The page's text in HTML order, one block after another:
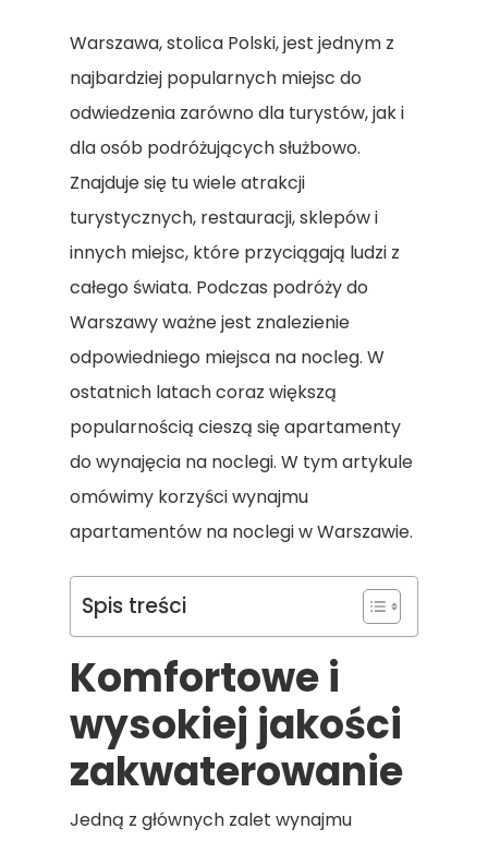
Warszawa, stolica Polski, jest jednym z
najbardziej popularnych miejsc do
odwiedzenia zarówno dla turystów, jak i
dla osób podróżujących służbowo.
Znajduje się tu wiele atrakcji
turystycznych, restauracji, sklepów i
innych miejsc, które przyciągają ludzi z
całego świata. Podczas podróży do
Warszawy ważne jest znalezienie
odpowiedniego miejsca na nocleg. W
ostatnich latach coraz większą
popularnością cieszą się apartamenty
do wynajęcia na noclegi. W tym artykule
omówimy korzyści wynajmu
apartamentów na noclegi w Warszawie.
Spis treści
Komfortowe i
wysokiej jakości
zakwaterowanie
Jedną z głównych zalet wynajmu